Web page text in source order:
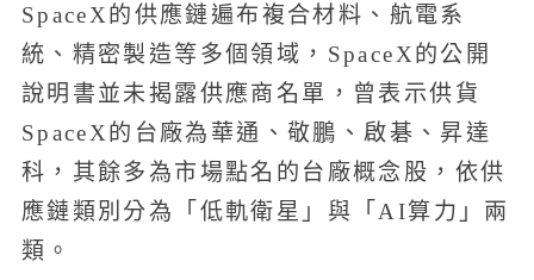
SpaceX的供應鏈遍布複合材料、航電系
統、精密製造等多個領域，SpaceX的公開
說明書並未揭露供應商名單，曾表示供貨
SpaceX的台廠為華通、敬鵬、啟碁、昇達
科，其餘多為市場點名的台廠概念股，依供
應鏈類別分為「低軌衛星」與「AI算力」兩
類。